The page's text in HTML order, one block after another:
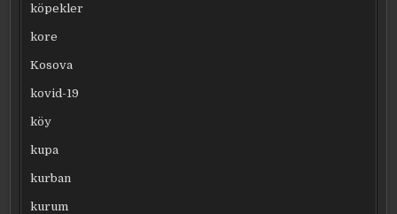
köpekler
kore
Kosova
kovid-19
köy
kupa
kurban
kurum